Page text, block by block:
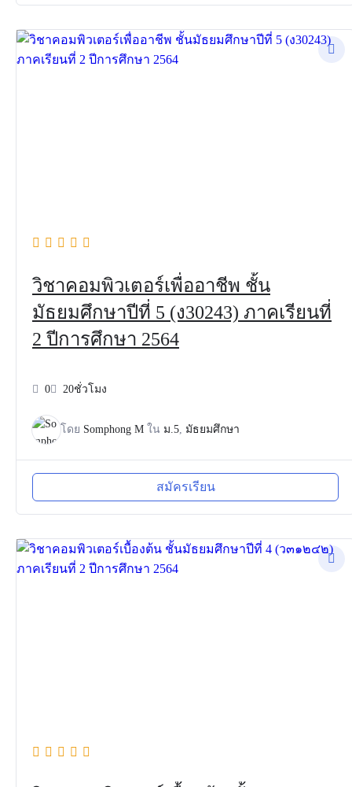
วิชาคอมพิวเตอร์เพื่ออาชีพ ชั้น
มัธยมศึกษาปีที่ 5 (ง30243) ภาคเรียนที่
2 ปีการศึกษา 2564
0 20ชั่วโมง
โดย Somphong M ใน ม.5 มัธยมศึกษา
สมัครเรียน